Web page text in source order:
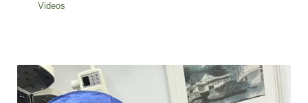
Videos